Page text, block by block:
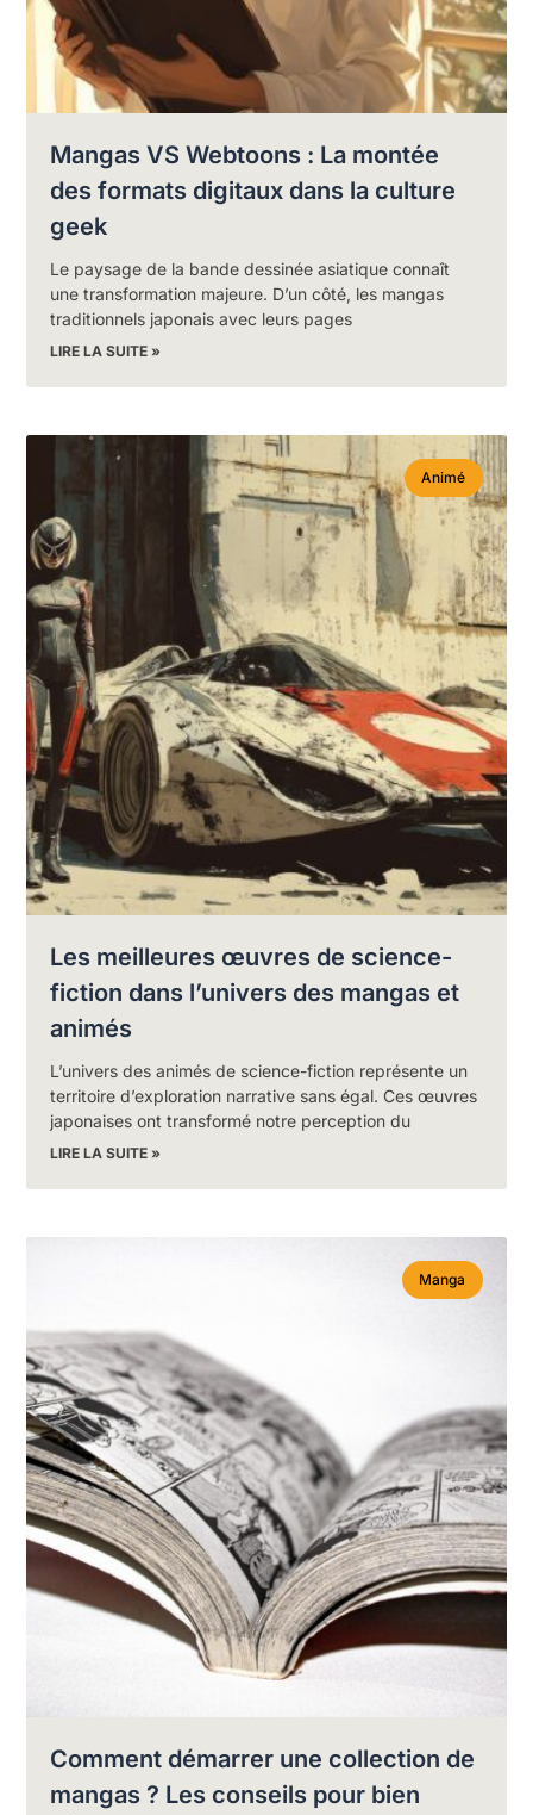
Mangas VS Webtoons : La montée
des formats digitaux dans la culture
geek
Le paysage de la bande dessinée asiatique connaît
une transformation majeure. D’un côté, les mangas
traditionnels japonais avec leurs pages
LIRE LA SUITE »
Animé
Les meilleures œuvres de science-
fiction dans l’univers des mangas et
animés
L’univers des animés de science-fiction représente un
territoire d’exploration narrative sans égal. Ces œuvres
japonaises ont transformé notre perception du
LIRE LA SUITE »
Manga
Comment démarrer une collection de
mangas ? Les conseils pour bien